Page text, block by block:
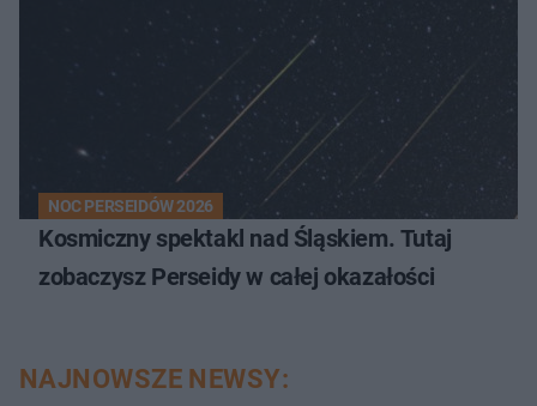
NOC PERSEIDÓW 2026
Kosmiczny spektakl nad Śląskiem. Tutaj
zobaczysz Perseidy w całej okazałości
NAJNOWSZE NEWSY: